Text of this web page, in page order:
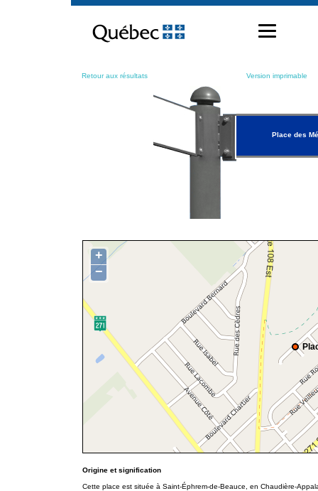
contenu
Retour aux résultats Version imprimable
Place des
+
−
Origine et signification
Cette place est située à Saint-Éphrem-de-Beauce, en Chaudière-